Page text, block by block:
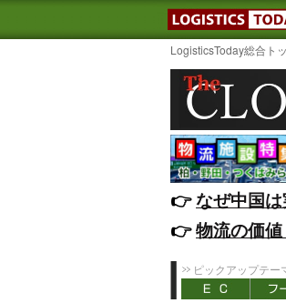
LogisticsToday総合ト
👉️なぜ中国
👉️物流の価
ピックアップテー